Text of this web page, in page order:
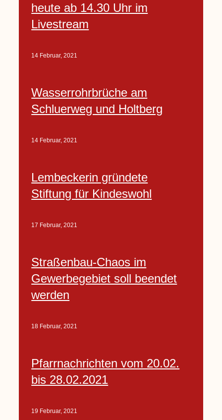
heute ab 14.30 Uhr im
Livestream
14 Februar, 2021
Wasserrohrbrüche am
Schluerweg und Holtberg
14 Februar, 2021
Lembeckerin gründete
Stiftung für Kindeswohl
17 Februar, 2021
Straßenbau-Chaos im
Gewerbegebiet soll beendet
werden
18 Februar, 2021
Pfarrnachrichten vom 20.02.
bis 28.02.2021
19 Februar, 2021